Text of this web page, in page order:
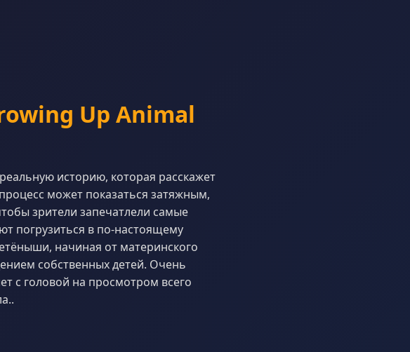
Up Animal
историю, которая расскажет
может показаться затяжным,
зрители запечатлели самые
погрузиться в по-настоящему
начиная от материнского
собственных детей. Очень
с головой на просмотром всего